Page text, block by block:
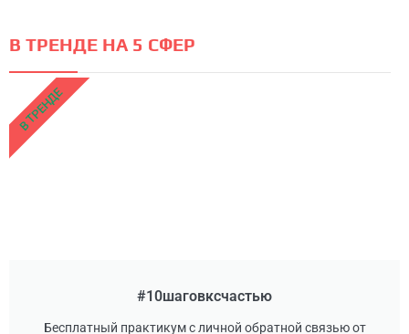
В ТРЕНДЕ НА 5 СФЕР
#10шаговксчастью
Бесплатный практикум с личной обратной связью от
В ТРЕНДЕ